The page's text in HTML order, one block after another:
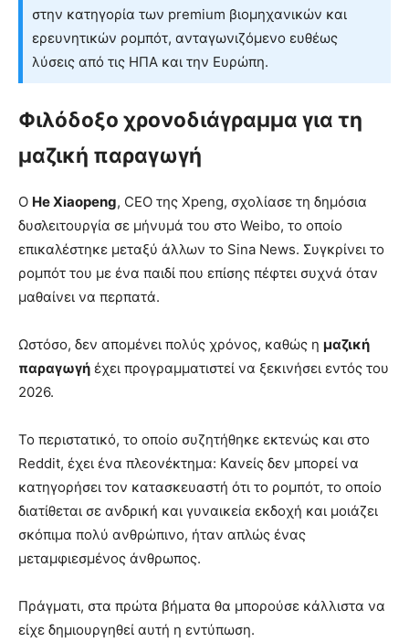
στην κατηγορία των premium βιομηχανικών και
ερευνητικών ρομπότ, ανταγωνιζόμενο ευθέως
λύσεις από τις ΗΠΑ και την Ευρώπη.
Φιλόδοξο χρονοδιάγραμμα για τη
μαζική παραγωγή
Ο He Xiaopeng, CEO της Xpeng, σχολίασε τη δημόσια
δυσλειτουργία σε μήνυμά του στο Weibo, το οποίο
επικαλέστηκε μεταξύ άλλων το Sina News. Συγκρίνει το
ρομπότ του με ένα παιδί που επίσης πέφτει συχνά όταν
μαθαίνει να περπατά.
Ωστόσο, δεν απομένει πολύς χρόνος, καθώς η μαζική
παραγωγή έχει προγραμματιστεί να ξεκινήσει εντός του
2026.
Το περιστατικό, το οποίο συζητήθηκε εκτενώς και στο
Reddit, έχει ένα πλεονέκτημα: Κανείς δεν μπορεί να
κατηγορήσει τον κατασκευαστή ότι το ρομπότ, το οποίο
διατίθεται σε ανδρική και γυναικεία εκδοχή και μοιάζει
σκόπιμα πολύ ανθρώπινο, ήταν απλώς ένας
μεταμφιεσμένος άνθρωπος.
Πράγματι, στα πρώτα βήματα θα μπορούσε κάλλιστα να
είχε δημιουργηθεί αυτή η εντύπωση.